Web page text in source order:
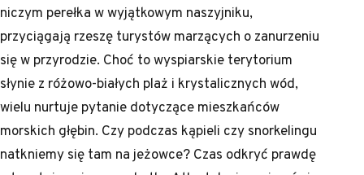
niczym perełka w wyjątkowym naszyjniku,
przyciągają rzeszę turystów marzących o zanurzeniu
się w przyrodzie. Choć to wyspiarskie terytorium
słynie z różowo-białych plaż i krystalicznych wód,
wielu nurtuje pytanie dotyczące mieszkańców
morskich głębin. Czy podczas kąpieli czy snorkelingu
natkniemy się tam na jeżowce? Czas odkryć prawdę